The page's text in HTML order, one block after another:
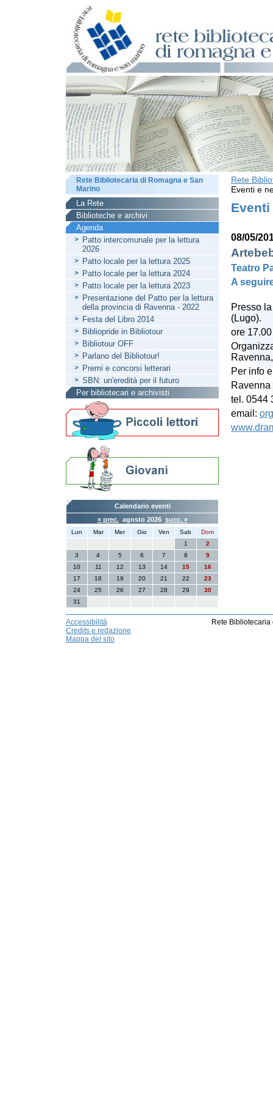
Rete
Eventi e
Eventi
08/05/
Teatro
A
Presso
(Lugo).
ore 17.00
Per info
Ravenna
tel. 0544
email:
Rete Bibliotecaria di Romagna e San
Marino
La Rete
Biblioteche e archivi
Agenda
Patto intercomunale per la lettura
2026
Patto locale per la lettura 2025
Patto locale per la lettura 2024
Patto locale per la lettura 2023
Presentazione del Patto per la lettura
della provincia di Ravenna - 2022
Festa del Libro 2014
Bibliopride in Bibliotour
Bibliotour OFF
Parlano del Bibliotour!
Premi e concorsi letterari
SBN: un'eredità per il futuro
Per bibliotecari e archivisti
Calendario eventi
« prec.agosto 2026 succ. »
Lun Mar Mer Gio Ven Sab
Dom
1
2
3
4 5 6 7 8
9
10
11 12 13 14 15
16
17
18 19 20 21 22
23
24
25 26 27 28 29
30
31
Accessibilità
Credits e redazione
Mappa del sito
Rete